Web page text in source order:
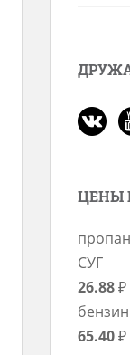
ЦЕНЫ
пропан
СУГ
26.88₽
65.40₽